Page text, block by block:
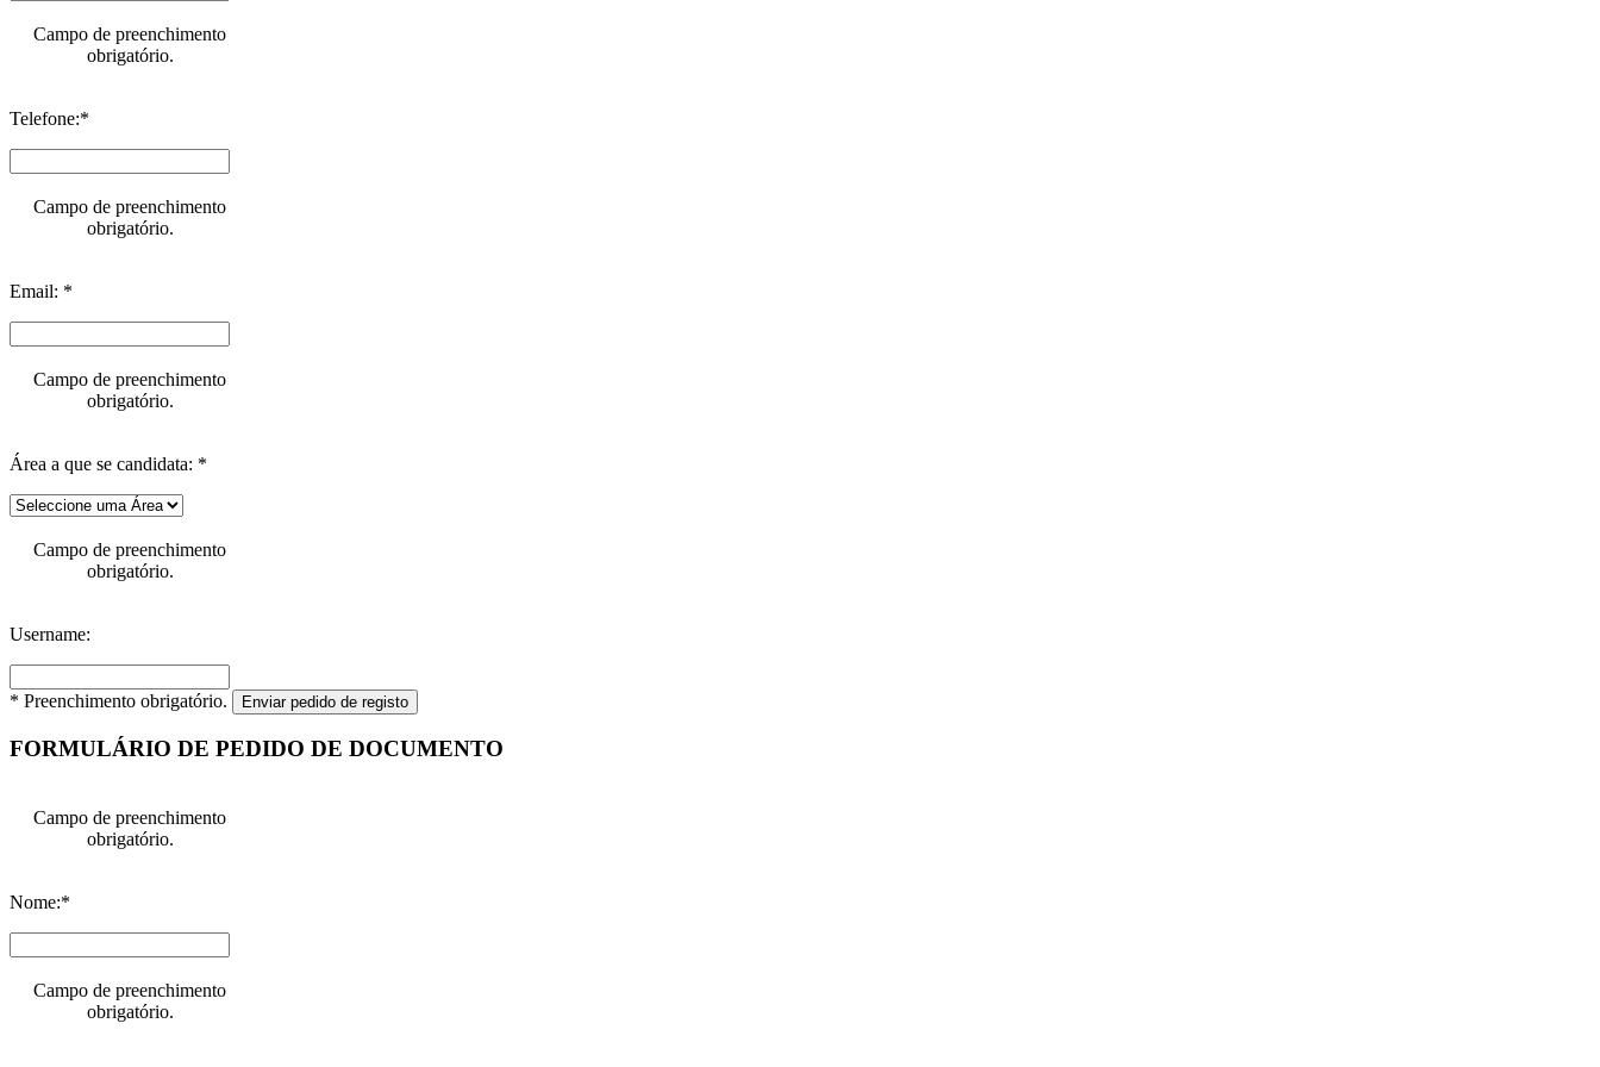
Campo de preenchimento
obrigatório.
Telefone:*
Campo de preenchimento
obrigatório.
Email: *
Campo de preenchimento
obrigatório.
Área a que se candidata: *
Campo de preenchimento
obrigatório.
Username:
* Preenchimento obrigatório. Enviar pedido de registo
FORMULÁRIO DE PEDIDO DE DOCUMENTO
Campo de preenchimento
obrigatório.
Nome:*
Campo de preenchimento
obrigatório.